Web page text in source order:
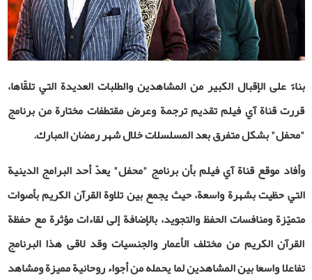
بناءً على الإقبال الكبير من المشاهدين والطلبات العديدة التي تلقّاها،
قررت قناة آي فيلم تقديم ترجمة وعرض مقتطفات مختارة من برنامج
"محفل" بشكل متفرق بعد المسلسلات خلال شهر رمضان المبارك.
وأفاد موقع قناة آي فيلم بأن برنامج "محفل" يعدّ أحد البرامج الدينية
التي حظيت بشهرة واسعة، حيث يجمع بين تلاوة القرآن الكريم بأصوات
متميّزة ومنافسات الحفظ والتجويد، بالإضافة إلى لقاءات مؤثرة مع حفظة
القرآن الكريم من مختلف الأعمار والجنسيات وقد لاقى هذا البرنامج
تفاعلا واسعا بين المشاهدين لما يحمله من أجواء روحانية مميزة ومشاهد